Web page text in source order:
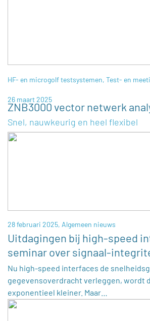
HF- en microgolf testsystemen, Test- en
26 maart 2025
ZNB3000 vector netwerk
Snel, nauwkeurig en heel flexibel
28 februari 2025, Algemeen nieuws
Uitdagingen bij high-speed
seminar over signaal-
Nu high-speed interfaces de
gegevensoverdracht verleggen, wordt
exponentieel kleiner. Maar…